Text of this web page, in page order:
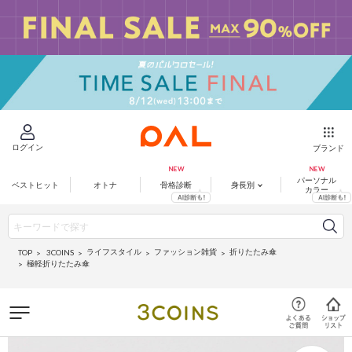
ログイン ブランド
ベストヒット オトナ 骨格診断 身長別
パーソナル
カラー
TOP 3COINS ライフスタイル ファッション雑貨
折りたたみ傘
極軽折りたたみ傘